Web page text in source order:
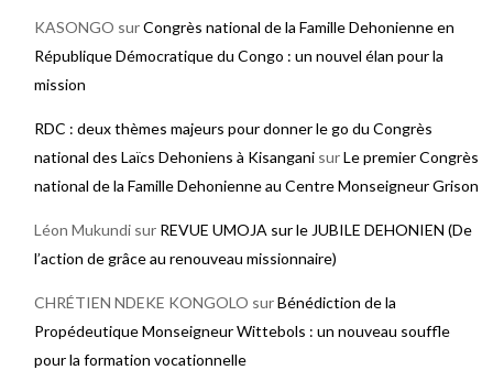
KASONGO surCongrès national de la Famille Dehonienne en
République Démocratique du Congo : un nouvel élan pour la
mission
RDC : deux thèmes majeurs pour donner le go du Congrès
national des Laïcs Dehoniens à Kisangani surLe premier Congrès
national de la Famille Dehonienne au Centre Monseigneur Grison
Léon Mukundi sur REVUE UMOJA sur le JUBILE DEHONIEN (De
l’action de grâce au renouveau missionnaire)
CHRÉTIEN NDEKE KONGOLO surBénédiction de la
Propédeutique Monseigneur Wittebols : un nouveau souffle
pour la formation vocationnelle